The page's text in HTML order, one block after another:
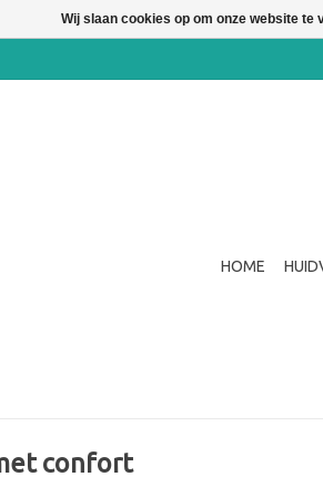
HOME
confort
Wij slaan cookies op om onze website te